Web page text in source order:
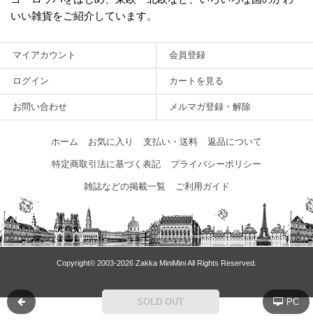
SOLD OUT
いい雑貨をご紹介しています。
マイアカウント 会員登録
ログイン カートを見る
お問い合わせ メルマガ登録・解除
ホーム お気に入り 支払い・送料 返品について
特定商取引法に基づく表記 プライバシーポリシー
雑誌などの掲載一覧 ご利用ガイド
Copyright© 2003‐2026 Zakka MiniMini All Rights Reserved.
PC